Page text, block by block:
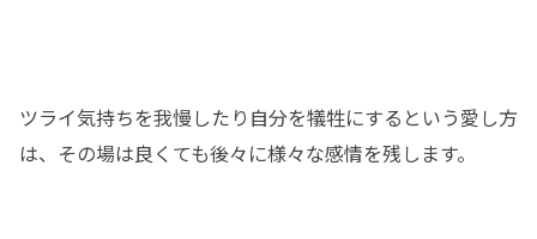
ツライ気持ちを我慢したり自分を犠牲にするという愛し方
は、その場は良くても後々に様々な感情を残します。